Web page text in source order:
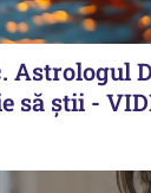
Astrologul
să știi -